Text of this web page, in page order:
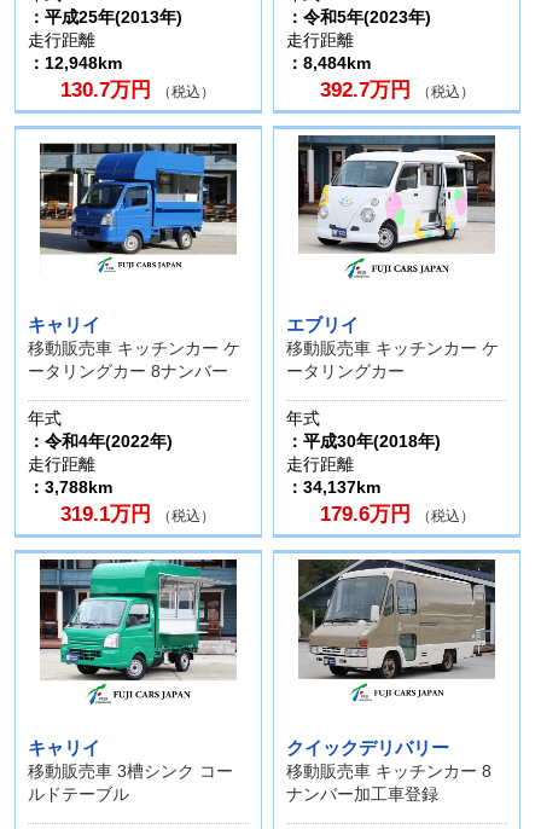
：平成25年(2013年)
走行距離
：12,948km
130.7万円 （税込）
：令和5年(2023年)
走行距離
：8,484km
392.7万円 （税込）
キャリイ
移動販売車 キッチンカー ケ
ータリングカー 8ナンバー
年式
：令和4年(2022年)
走行距離
：3,788km
319.1万円 （税込）
エブリイ
移動販売車 キッチンカー ケ
ータリングカー
年式
：平成30年(2018年)
走行距離
：34,137km
179.6万円 （税込）
キャリイ
移動販売車 3槽シンク コー
ルドテーブル
クイックデリバリー
移動販売車 キッチンカー 8
ナンバー加工車登録